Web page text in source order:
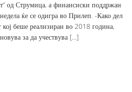
од Струмица, а финансиски поддржан
ќе се одигра во Прилеп. -Како дел
беше реализиран во 2018 година,
за да учествува […]